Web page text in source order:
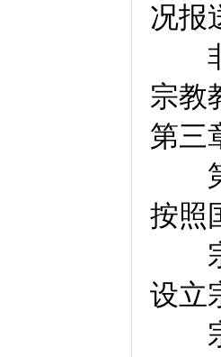
况报
非
宗教
第三
第
按照
宗
设立
宗